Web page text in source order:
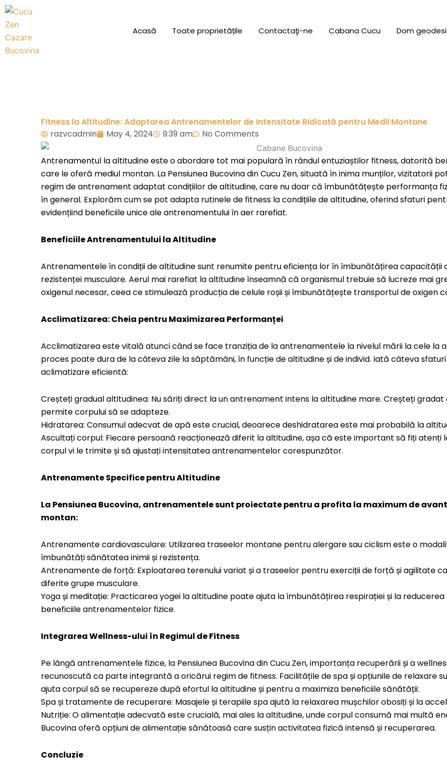
Skip
to
content
Acasă Toate proprietățile Contactaţi-ne Cabana Cucu Dom
Fitness la Altitudine: Adaptarea Antrenamentelor de Intensitate Ridicată pentru Medii Montane
razvcadmin
May 4, 2024 9:39 am No Comments
Antrenamentul la altitudine este o abordare tot mai populară în rândul entuziaștilor fitness, datorită
care le oferă mediul montan. La Pensiunea Bucovina din Cucu Zen, situată în inima munților, vizitatorii
regim de antrenament adaptat condițiilor de altitudine, care nu doar că îmbunătățește performanța
în general. Explorăm cum se pot adapta rutinele de fitness la condițiile de altitudine, oferind sfaturi
evidențiind beneficiile unice ale antrenamentului în aer rarefiat.
Beneficiile Antrenamentului la Altitudine
Antrenamentele în condiții de altitudine sunt renumite pentru eficiența lor în îmbunătățirea capacității
rezistenței musculare. Aerul mai rarefiat la altitudine înseamnă că organismul trebuie să lucreze mai
oxigenul necesar, ceea ce stimulează producția de celule roșii și îmbunătățește transportul de oxigen
Acclimatizarea: Cheia pentru Maximizarea Performanței
Acclimatizarea este vitală atunci când se face tranziția de la antrenamentele la nivelul mării la cele la
proces poate dura de la câteva zile la săptămâni, în funcție de altitudine și de individ. Iată câteva
aclimatizare eficientă:
Creșteți gradual altitudinea: Nu săriți direct la un antrenament intens la altitudine mare. Creșteți
permite corpului să se adapteze.
Hidratarea: Consumul adecvat de apă este crucial, deoarece deshidratarea este mai probabilă la
Ascultați corpul: Fiecare persoană reacționează diferit la altitudine, așa că este important să fiți atenți
corpul vi le trimite și să ajustați intensitatea antrenamentelor corespunzător.
Antrenamente Specifice pentru Altitudine
La Pensiunea Bucovina, antrenamentele sunt proiectate pentru a profita la maximum de
montan:
Antrenamente cardiovasculare: Utilizarea traseelor montane pentru alergare sau ciclism este o
îmbunătăți sănătatea inimii și rezistența.
Antrenamente de forță: Exploatarea terenului variat și a traseelor pentru exerciții de forță și agilitate
diferite grupe musculare.
Yoga și meditație: Practicarea yogei la altitudine poate ajuta la îmbunătățirea respirației și la reducerea
beneficiile antrenamentelor fizice.
Integrarea Wellness-ului în Regimul de Fitness
Pe lângă antrenamentele fizice, la Pensiunea Bucovina din Cucu Zen, importanța recuperării și a
recunoscută ca parte integrantă a oricărui regim de fitness. Facilitățile de spa și opțiunile de relaxare
ajuta corpul să se recupereze după efortul la altitudine și pentru a maximiza beneficiile sănătății:
Spa și tratamente de recuperare: Masajele și terapiile spa ajută la relaxarea mușchilor obosiți și la
Nutriție: O alimentație adecvată este crucială, mai ales la altitudine, unde corpul consumă mai multă
Bucovina oferă opțiuni de alimentație sănătoasă care susțin activitatea fizică intensă și recuperarea.
Concluzie